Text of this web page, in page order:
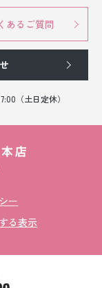
あるご質問
（土日定休）
ー
る表示